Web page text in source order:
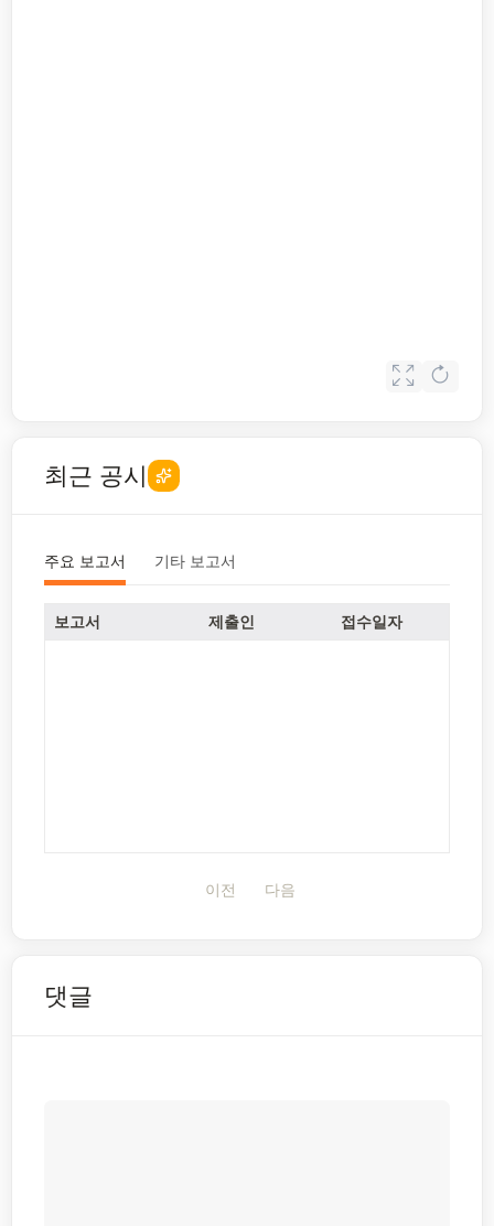
최근 공시
주요 보고서 기타 보고서
보고서 제출인 접수일자
이전 다음
댓글